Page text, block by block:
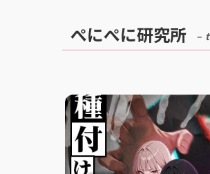
ぺにぺに研究所 –